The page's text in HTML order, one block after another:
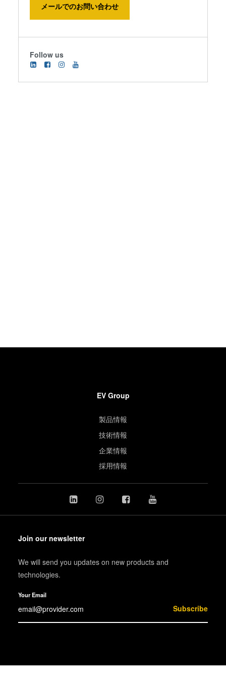
メールでのお問い合わせ
Follow us
EV Group
製品情報
技術情報
企業情報
採用情報
Join our newsletter
We will send you updates on new products and
technologies.
Your Email
Subscribe